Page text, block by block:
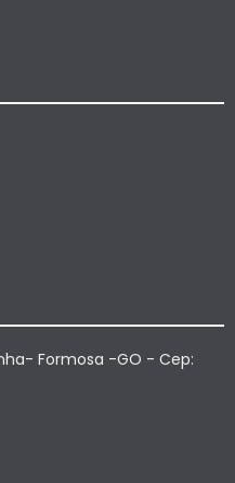
Formosa -GO - Cep: